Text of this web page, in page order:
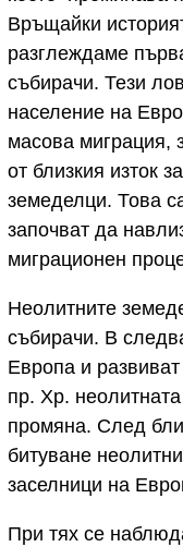
Връщайки
разглеждаме
събирачи. Тези
население на
масова миграция,
от близкия изток
земеделци. Това
започват да
миграционен
Неолитните
събирачи. В
Европа и
пр. Хр.
промяна. След
битуване
заселници на
При тях се